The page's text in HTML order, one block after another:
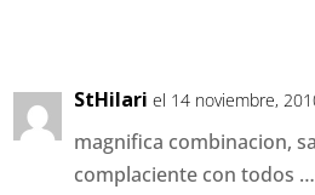
StHilari el 14 noviembre,
magnifica combinacion,
complaciente con todos